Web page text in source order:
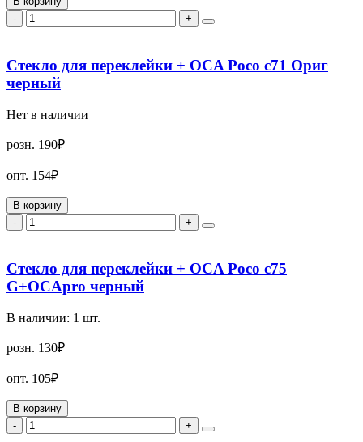
-
+
Стекло для переклейки + OCA Poco c71 Ориг
черный
Нет в наличии
розн. 190₽
опт. 154₽
В корзину
-
+
Стекло для переклейки + OCA Poco c75
G+OCApro черный
В наличии: 1 шт.
розн. 130₽
опт. 105₽
В корзину
-
+